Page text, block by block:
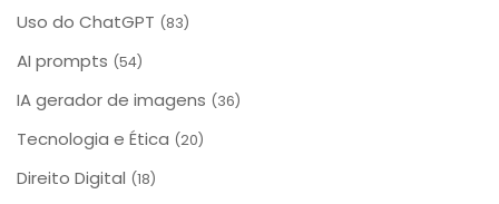
Uso do ChatGPT (83)
AI prompts (54)
IA gerador de imagens (36)
Tecnologia e Ética (20)
Direito Digital (18)